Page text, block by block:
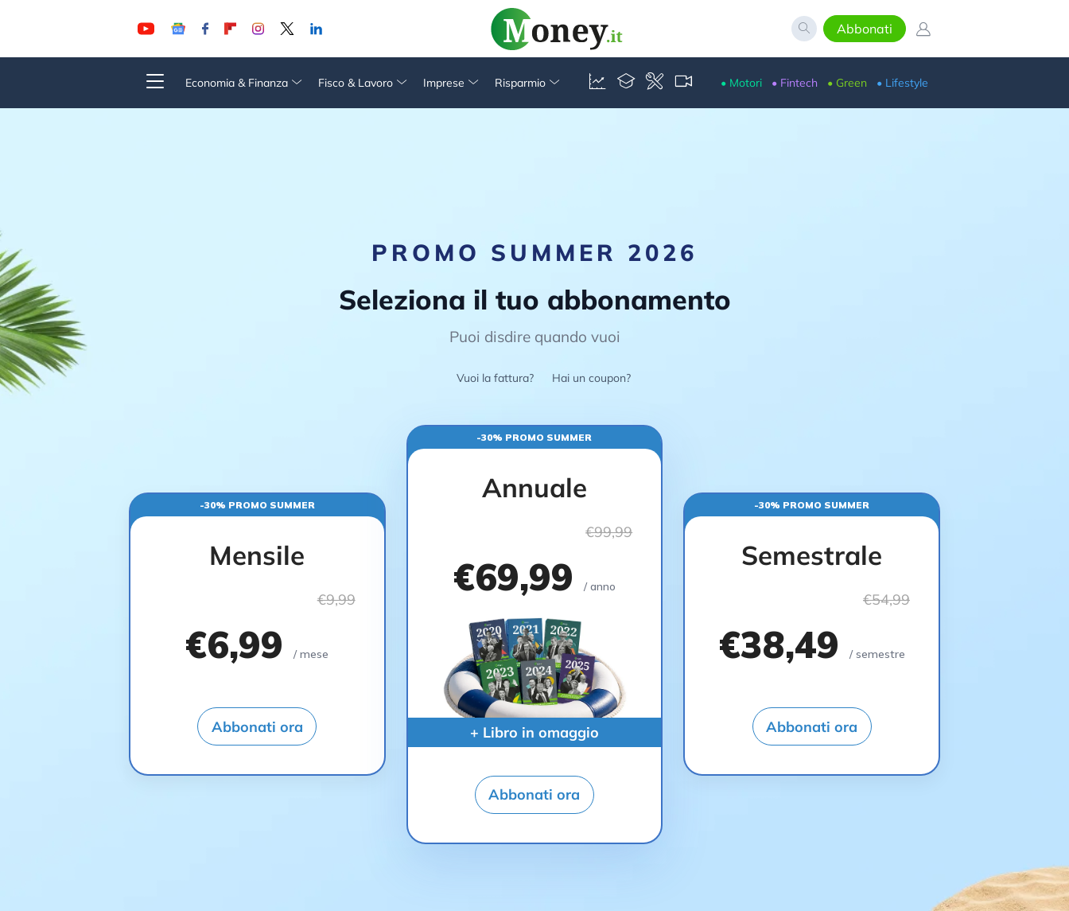
Abbonati
Economia & Finanza Fisco & Lavoro Imprese Risparmio • Motori • Fintech • Green • Lifestyle
PROMO SUMMER 2026
Seleziona il tuo abbonamento
Puoi disdire quando vuoi
Vuoi la fattura? Hai un coupon?
-30% PROMO SUMMER
Mensile
€9,99
€6,99/ mese
Abbonati ora
-30% PROMO SUMMER
Annuale
€99,99
€69,99 / anno
+ Libro in omaggio
Abbonati ora
-30% PROMO SUMMER
Semestrale
€54,99
€38,49 / semestre
Abbonati ora